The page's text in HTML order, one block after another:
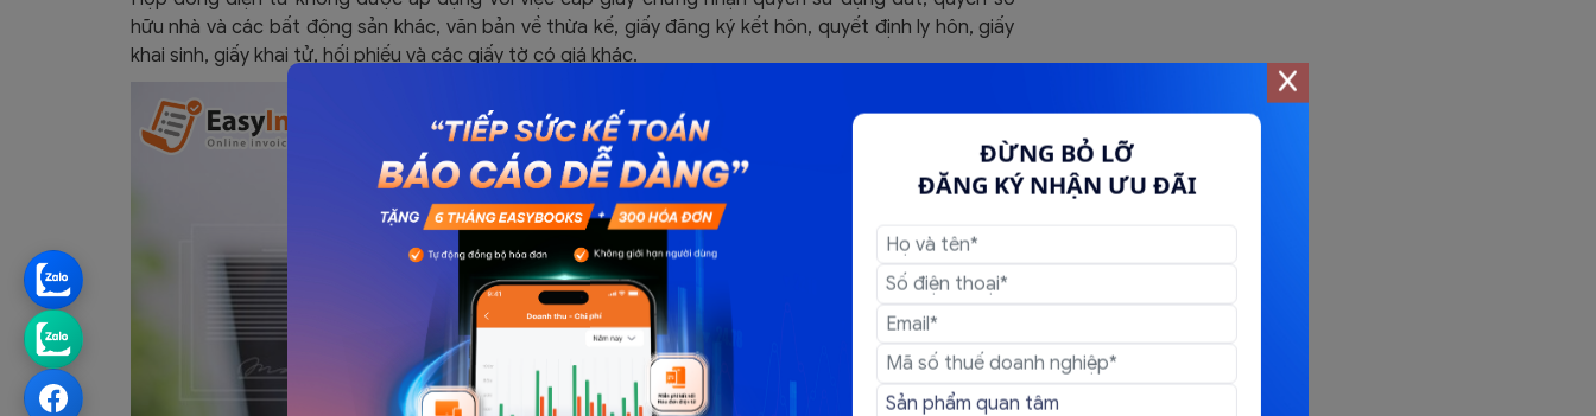
ĐỪNG BỎ LỠ
ĐĂNG KÝ NHẬN ƯU ĐÃI
hữu nhà và các bất động sản khác, văn bản về thừa kế, giấy đăng ký kết hôn, quyết định ly hôn, giấy
khai sinh, giấy khai tử, hối phiếu và các giấy tờ có giá khác.